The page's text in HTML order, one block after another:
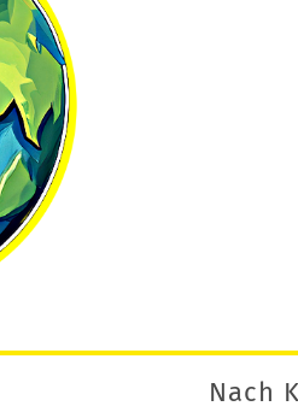
Nach